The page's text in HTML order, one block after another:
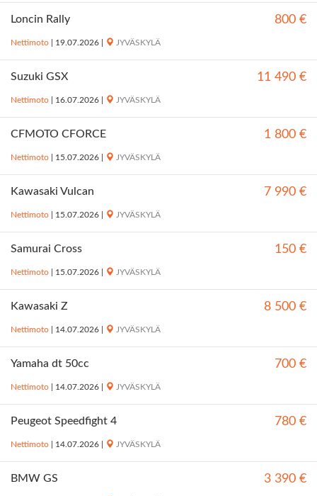
Loncin Rally 800 €
Nettimoto 19.07.2026 JYVÄSKYLÄ
Suzuki GSX 11 490 €
Nettimoto 16.07.2026 JYVÄSKYLÄ
CFMOTO CFORCE 1 800 €
Nettimoto 15.07.2026 JYVÄSKYLÄ
Kawasaki Vulcan 7 990 €
Nettimoto 15.07.2026 JYVÄSKYLÄ
Samurai Cross 150 €
Nettimoto 15.07.2026 JYVÄSKYLÄ
Kawasaki Z 8 500 €
Nettimoto 14.07.2026 JYVÄSKYLÄ
Yamaha dt 50cc 700 €
Nettimoto 14.07.2026 JYVÄSKYLÄ
Peugeot Speedfight 4 780 €
Nettimoto 14.07.2026 JYVÄSKYLÄ
BMW GS 3 390 €